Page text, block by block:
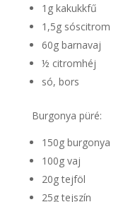
1g kakukkfű
1,5g sóscitrom
60g barnavaj
½ citromhéj
só, bors
Burgonya püré:
150g burgonya
100g vaj
20g tejföl
25g tejszín